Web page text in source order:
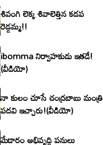
శివంగి లెక్క శివాలెత్తిన కడప
రెడ్డమ్మ!!
ibomma నిర్వాహకుడు ఇతడే!
(వీడియో)
నా కులం చూసే చంద్రబాబు మంత్రి
పదవి ఇచ్చారు!(వీడియో)
మేడారం అభివృద్ధి పనులు